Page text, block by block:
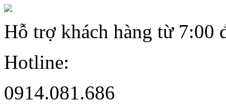
Hỗ trợ khách hàng từ 7:00
Hotline:
0914.081.686